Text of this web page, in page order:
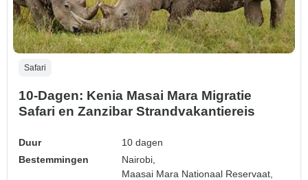
Safari
10-Dagen: Kenia Masai Mara Migratie
Safari en Zanzibar Strandvakantiereis
Duur
10 dagen
Bestemmingen
Nairobi,
Maasai Mara Nationaal Reservaat,